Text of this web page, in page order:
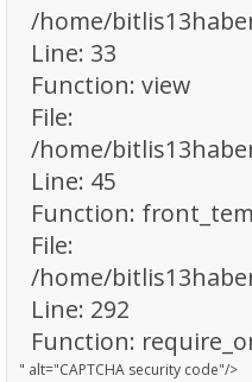
/home/
Line: 33
Function: view
File:
/home/
Line: 45
Function:
File:
/home/
Line: 292
Function:
" alt="CAPTCHA security code"/>